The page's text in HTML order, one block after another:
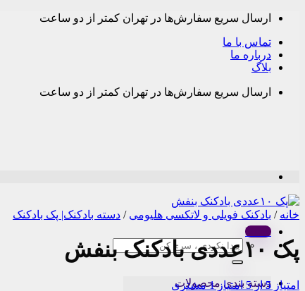
Skip
content
ارسال سریع سفارش‌ها در تهران کمتر از دو ساعت
تماس با ما
درباره ما
بلاگ
ارسال سریع سفارش‌ها در تهران کمتر از دو ساعت
Menu
جستجو
برای:
دسته بندی محصولات
خانه / بادکنک فویلی و لاتکسی هلیومی / دسته بادکنک| پک بادکنک
پک ۱۰عددی بادکنک بنفش
امتیاز 5از 5 امتیاز 1مشتری